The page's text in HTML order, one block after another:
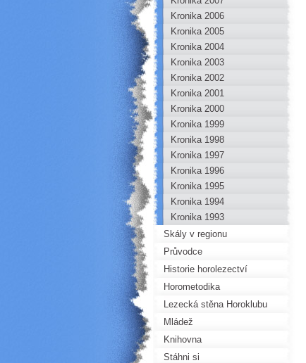
Kronika 2006
Kronika 2005
Kronika 2004
Kronika 2003
Kronika 2002
Kronika 2001
Kronika 2000
Kronika 1999
Kronika 1998
Kronika 1997
Kronika 1996
Kronika 1995
Kronika 1994
Kronika 1993
Skály v regionu
Průvodce
Historie horolezectví
Horometodika
Lezecká stěna Horoklubu
Mládež
Knihovna
Stáhni si